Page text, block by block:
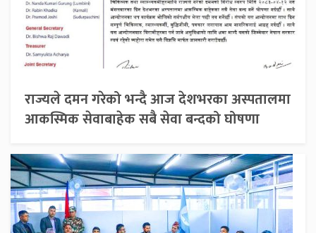
राज्यले दमन गरेको भन्दै आज देशभरका अस्पतालमा
आकस्मिक सेवाबाहेक सबै सेवा बन्दको घोषणा